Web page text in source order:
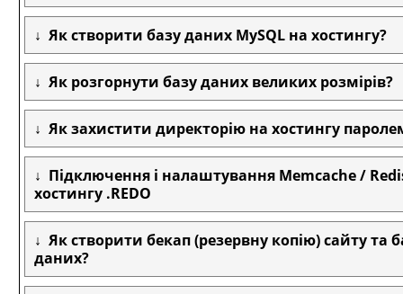
Як створити базу даних MySQL на хостингу?
Як розгорнути базу даних великих розмірів?
Як захистити директорію на хостингу
Підключення і налаштування Memcache /
хостингу .REDO
Як створити бекап (резервну копію) сайту та
даних?